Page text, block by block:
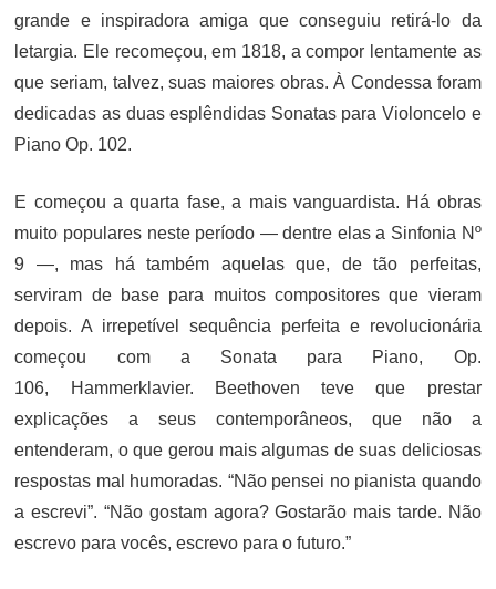
grande e inspiradora amiga que conseguiu retirá-lo da
letargia. Ele recomeçou, em 1818, a compor lentamente as
que seriam, talvez, suas maiores obras. À Condessa foram
dedicadas as duas esplêndidas Sonatas para Violoncelo e
Piano Op. 102.
E começou a quarta fase, a mais vanguardista. Há obras
muito populares neste período — dentre elas a Sinfonia Nº
9 —, mas há também aquelas que, de tão perfeitas,
serviram de base para muitos compositores que vieram
depois. A irrepetível sequência perfeita e revolucionária
começou com a Sonata para Piano, Op.
106, Hammerklavier. Beethoven teve que prestar
explicações a seus contemporâneos, que não a
entenderam, o que gerou mais algumas de suas deliciosas
respostas mal humoradas. “Não pensei no pianista quando
a escrevi”. “Não gostam agora? Gostarão mais tarde. Não
escrevo para vocês, escrevo para o futuro.”